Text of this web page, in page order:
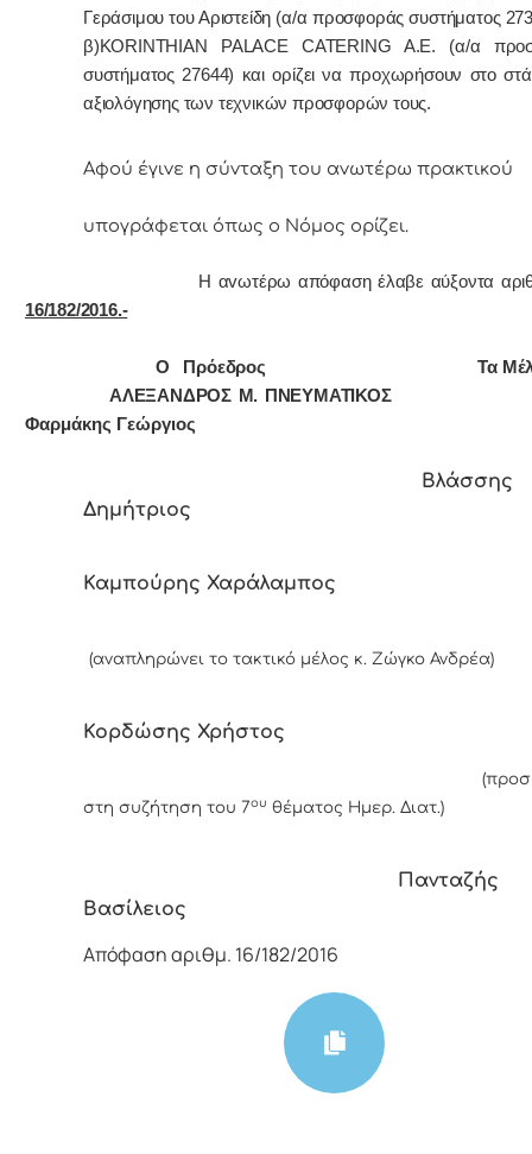
Γεράσιμου του Αριστείδη (α/α προσφοράς συστήματος
β)KORINTHIAN PALACE CATERING A.E. (α/α
συστήματος 27644) και ορίζει να προχωρήσουν στο
αξιολόγησης των τεχνικών προσφορών τους.
Αφoύ έγιvε η σύvταξη τoυ αvωτέρω πρακτικoύ
υπoγράφεται όπως o Νόμoς oρίζει.
Η αvωτέρω απόφαση έλαβε αύξοντα
16/182/2016.-
Ο Πρόεδρος Τα
ΑΛΕΞΑΝΔΡΟΣ Μ.
Φαρμάκης Γεώργιος
Βλάσσης
Δημήτριος
Καμπούρης Χαράλαμπος
(αναπληρώνει το τακτικό μέλος κ. Ζώγκο Ανδρέα)
Κορδώσης Χρήστος
στη συζήτηση του 7ου θέματος Ημερ. Διατ.)
Πανταζής
Βασίλειος
Απόφαση αριθμ. 16/182/2016